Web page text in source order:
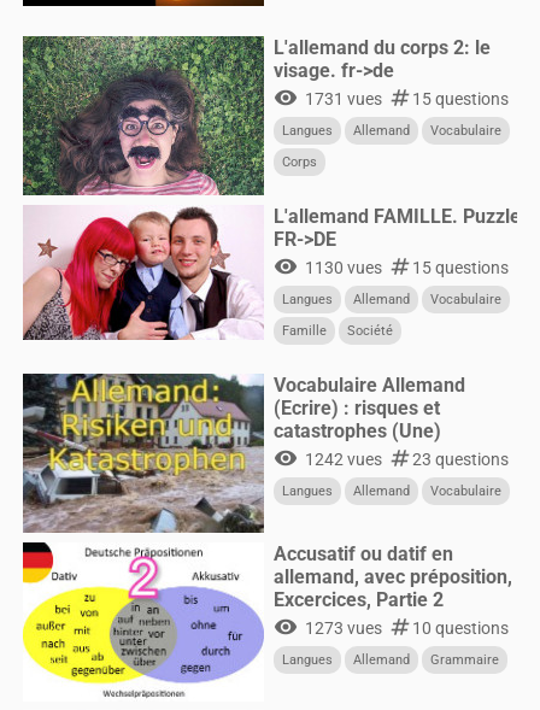
L'allemand du corps 2: le
visage. fr->de
visibility 1731 vues numbers15 questions
Langues Allemand
Vocabulaire
Corps
L'allemand FAMILLE. Puzzle
FR->DE
visibility 1130 vues numbers15 questions
Langues Allemand
Vocabulaire
Famille
Société
Vocabulaire Allemand
(Ecrire) : risques et
catastrophes (Une)
visibility 1242 vues numbers23 questions
Langues Allemand Vocabulaire
Accusatif ou datif en
allemand, avec préposition,
Excercices, Partie 2
visibility 1273 vues numbers10 questions
Langues Allemand Grammaire